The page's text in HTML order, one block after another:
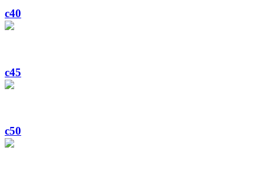
c40
c45
c50